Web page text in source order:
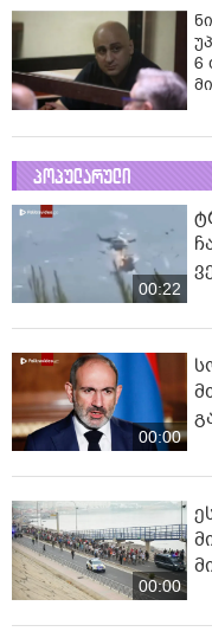
6
პოპულარული
00:22
00:00
00:00